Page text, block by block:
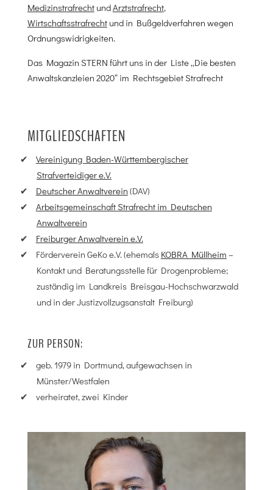
MedizinstrafrechtundArztstrafrecht,
Wirtschaftsstrafrechtund in Bußgeldverfahren wegen
Ordnungswidrigkeiten.
Das Magazin STERN führt uns in der Liste „Die besten
Anwaltskanzleien 2020“ im Rechtsgebiet Strafrecht
MITGLIEDSCHAFTEN
Vereinigung Baden-Württembergischer
Strafverteidiger e.V.
Deutscher Anwaltverein (DAV)
Arbeitsgemeinschaft Strafrecht im Deutschen
Anwaltverein
Freiburger Anwaltverein e.V.
Förderverein GeKo e.V. (ehemals KOBRA Müllheim –
Kontakt und Beratungsstelle für Drogenprobleme;
zuständig im Landkreis Breisgau-Hochschwarzwald
und in der Justizvollzugsanstalt Freiburg)
ZUR PERSON:
geb. 1979 in Dortmund, aufgewachsen in
Münster/Westfalen
verheiratet, zwei Kinder